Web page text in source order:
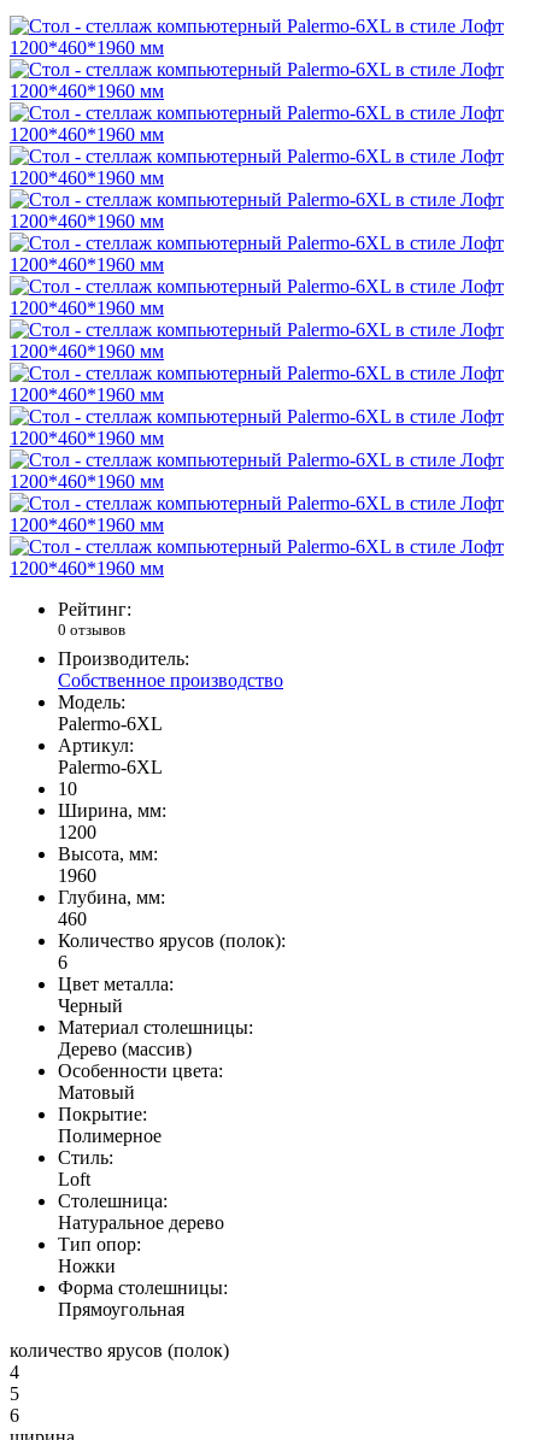
Рейтинг:
0 отзывов
Производитель:
Собственное производство
Модель:
Palermo-6XL
Артикул:
Palermo-6XL
10
Ширина, мм:
1200
Высота, мм:
1960
Глубина, мм:
460
Количество ярусов (полок):
6
Цвет металла:
Черный
Материал столешницы:
Дерево (массив)
Особенности цвета:
Матовый
Покрытие:
Полимерное
Стиль:
Loft
Столешница:
Натуральное дерево
Тип опор:
Ножки
Форма столешницы:
Прямоугольная
количество ярусов (полок)
4
5
6